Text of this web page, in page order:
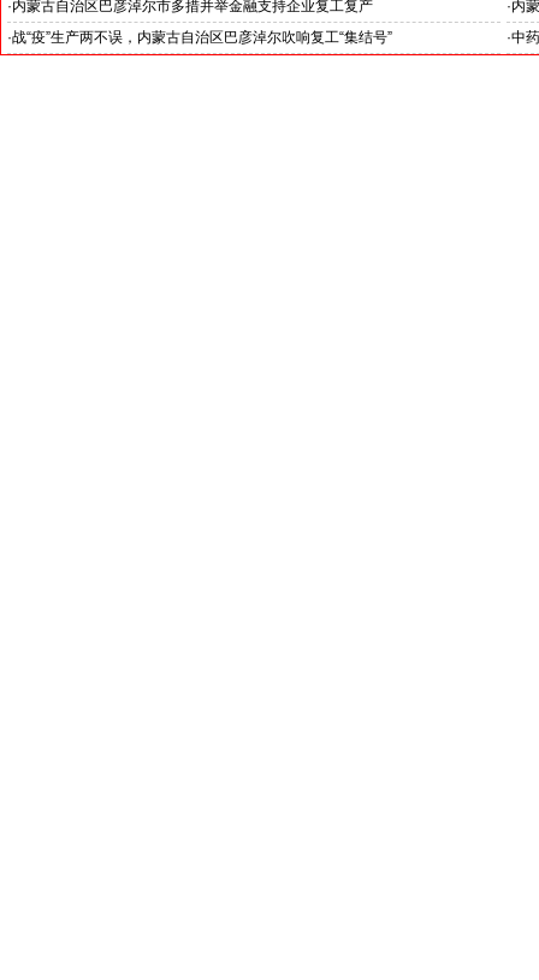
·内蒙古自治区巴彦淖尔市多措并举金融支持企业复工复产 ·内
·战“疫”生产两不误，内蒙古自治区巴彦淖尔吹响复工“集结号” ·中